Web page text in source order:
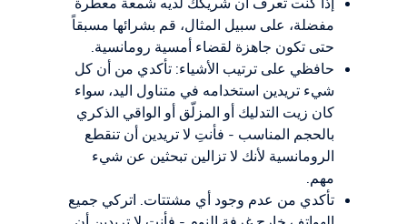
مفضلة، على سبيل المثال، قم بشرائها مسبقاً
حتى تكون جاهزة لقضاء أمسية رومانسية.
حافظي على ترتيب الأشياء: تأكدي من أن كل
شيء تريدين استخدامه في متناول اليد، سواء
كان زيت التدليك أو المزلّق أو الواقي الذكري
بالحجم المناسب - فأنتِ لا تريدين أن تنقطع
الرومانسية لأنك لا تزالين تبحثين عن شيء
مهم.
تأكدي من عدم وجود أي مشتتات. اتركي جميع